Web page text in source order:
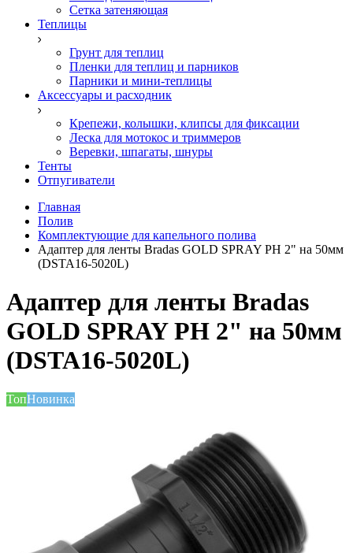
Сетка затеняющая
Теплицы
Грунт для теплиц
Пленки для теплиц и парников
Парники и мини-теплицы
Аксессуары и расходник
Крепежи, колышки, клипсы для фиксации
Леска для мотокос и триммеров
Веревки, шпагаты, шнуры
Тенты
Отпугиватели
Главная
Полив
Комплектующие для капельного полива
Адаптер для ленты Bradas GOLD SPRAY РН 2" на 50мм
(DSTA16-5020L)
Адаптер для ленты Bradas
GOLD SPRAY РН 2" на 50мм
(DSTA16-5020L)
ТопНовинка